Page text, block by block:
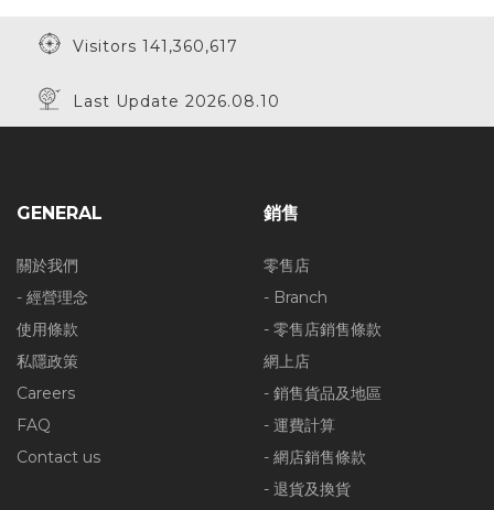
Visitors 141,360,617
Last Update 2026.08.10
GENERAL
關於我們
- 經營理念
使用條款
私隱政策
Careers
FAQ
Contact us
銷售
零售店
- Branch
- 零售店銷售條款
網上店
- 銷售貨品及地區
- 運費計算
- 網店銷售條款
- 退貨及換貨